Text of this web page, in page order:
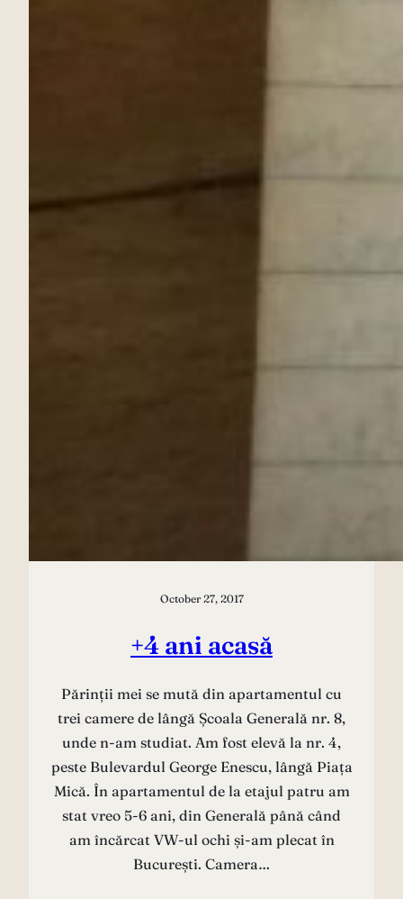
October 27, 2017
+4 ani acasă
Părinții mei se mută din apartamentul cu
trei camere de lângă Școala Generală nr. 8,
unde n-am studiat. Am fost elevă la nr. 4,
peste Bulevardul George Enescu, lângă Piața
Mică. În apartamentul de la etajul patru am
stat vreo 5-6 ani, din Generală până când
am încărcat VW-ul ochi și-am plecat în
București. Camera…